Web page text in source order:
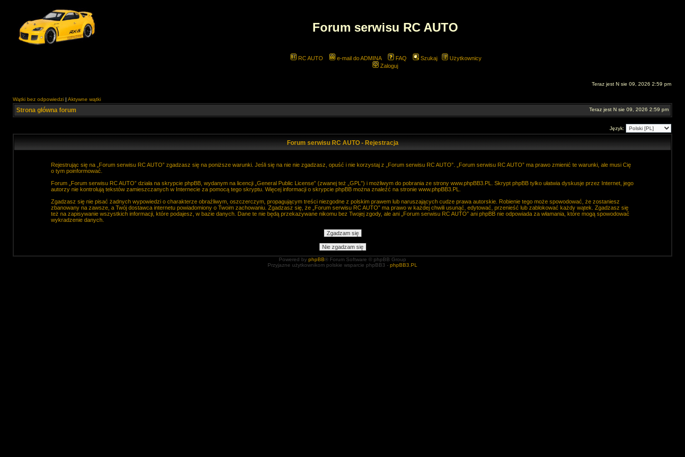
Forum serwisu RC AUTO
RC AUTO e-mail do ADMINA FAQ Szukaj
Użytkownicy
Zaloguj
Teraz jest N sie 09, 2026 2:59 pm
Wątki bez odpowiedzi | Aktywne wątki
Strona główna forum Teraz jest N sie 09, 2026 2:59 pm
Język:
Forum serwisu RC AUTO - Rejestracja
Rejestrując się na „Forum serwisu RC AUTO” zgadzasz się na poniższe warunki. Jeśli się na nie nie zgadzasz, opuść i nie korzystaj z „Forum serwisu RC AUTO”. „Forum serwisu RC AUTO” ma prawo zmienić te warunki, ale musi Cię
o tym poinformować.
Forum „Forum serwisu RC AUTO” działa na skrypcie phpBB, wydanym na licencji „ General Public License” (zwanej też „GPL”) i możliwym do pobrania ze strony www.phpBB3.PL
. Skrypt phpBB tylko ułatwia dyskusje przez Internet, jego
autorzy nie kontrolują tekstów zamieszczanych w Internecie za pomocą tego skryptu. Więcej informacji o skrypcie phpBB można znaleźć na stronie www.phpBB3.PL
Zgadzasz się nie pisać żadnych wypowiedzi o charakterze obraźliwym, oszczerczym, propagującym treści niezgodne z polskim prawem lub naruszających cudze prawa autorskie. Robienie tego może spowodować, że zostaniesz
zbanowany na zawsze, a Twój dostawca internetu powiadomiony o Twoim zachowaniu. Zgadzasz się, że „Forum serwisu RC AUTO” ma prawo w każdej chwili usunąć, edytować, przenieść lub zablokować każdy wątek. Zgadzasz się
też na zapisywanie wszystkich informacji, które podajesz, w bazie danych. Dane te nie będą przekazywane nikomu bez Twojej zgody, ale ani „Forum serwisu RC AUTO” ani phpBB nie odpowiada za włamania, które mogą spowodować
wykradzenie danych.
Powered by phpBB® Forum Software © phpBB Group
Przyjazne użytkownikom polskie wsparcie phpBB3 - phpBB3.PL